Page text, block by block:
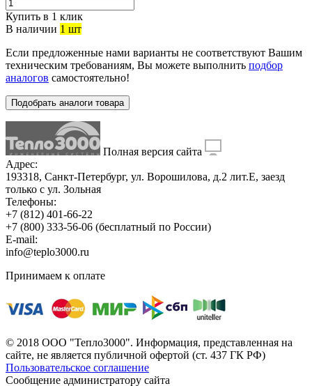
Купить в 1 клик
В наличии 1 шт
Если предложенные нами варианты не соответствуют Вашим
техническим требованиям, Вы можете выполнить подбор
аналогов самостоятельно!
Подобрать аналоги товара
Полная версия сайта
Адрес:
193318, Санкт-Петербург, ул. Ворошилова, д.2 лит.Е, заезд
только с ул. Зольная
Телефоны:
+7 (812) 401-66-22
+7 (800) 333-56-06 (бесплатный по России)
E-mail:
info@teplo3000.ru
Принимаем к оплате
© 2018 ООО "Тепло3000". Информация, представленная на
сайте, не является публичной офертой (ст. 437 ГК РФ)
Пользовательское соглашение
Сообщение администратору сайта